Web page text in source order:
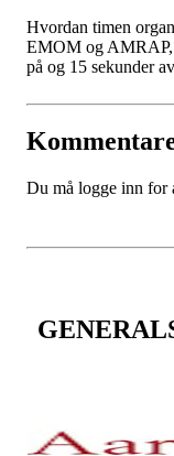
Hvordan timen
EMOM og AMRAP,
på og 15 sekunder
Du må logge inn for